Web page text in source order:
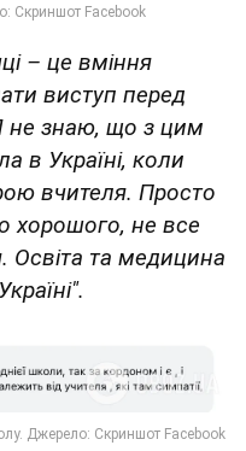
– це вміння
виступ перед
не знаю, що з цим
в Україні, коли
вчителя. Просто
хорошого, не все
Освіта та медицина